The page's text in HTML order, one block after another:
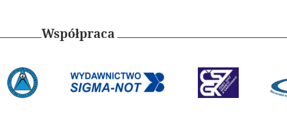
Współpraca